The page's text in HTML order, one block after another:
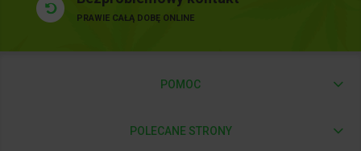
PRAWIE CAŁĄ DOBĘ ONLINE
POMOC
POLECANE STRONY